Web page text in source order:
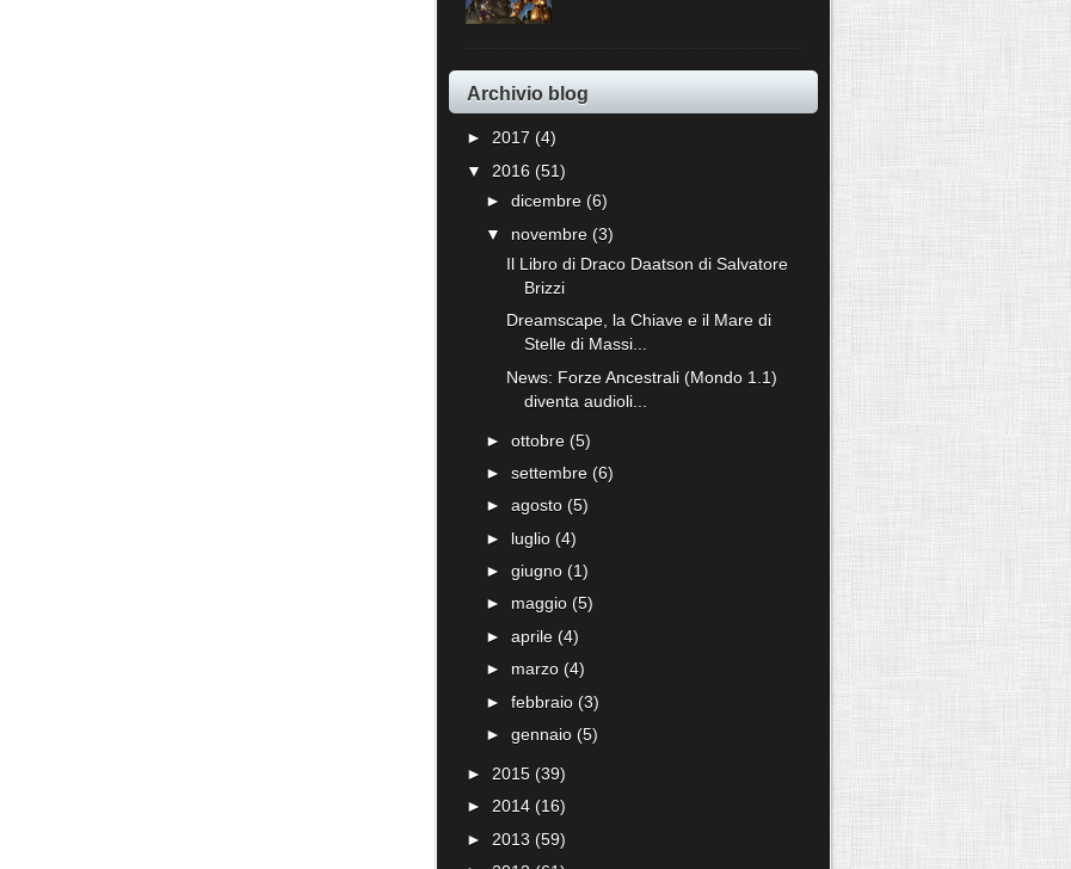
Archivio blog
► 2017 (4)
▼ 2016 (51)
►dicembre(6)
▼ novembre(3)
Il Libro di Draco Daatson di Salvatore
Brizzi
Dreamscape, la Chiave e il Mare di
Stelle di Massi...
News: Forze Ancestrali (Mondo 1.1)
diventa audioli...
►ottobre(5)
►settembre(6)
►agosto(5)
► luglio(4)
►giugno(1)
► maggio(5)
►aprile(4)
► marzo(4)
►febbraio(3)
►gennaio(5)
► 2015 (39)
► 2014 (16)
► 2013 (59)